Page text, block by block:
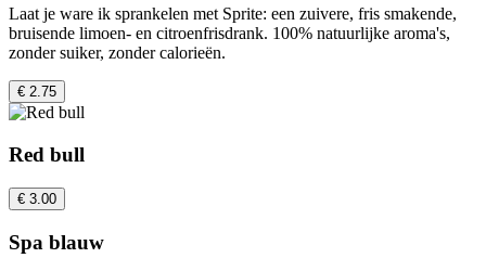
Laat je ware ik sprankelen met Sprite: een zuivere, fris smakende,
bruisende limoen- en citroenfrisdrank. 100% natuurlijke aroma's,
zonder suiker, zonder calorieën.
€ 2.75
Red bull
€ 3.00
Spa blauw